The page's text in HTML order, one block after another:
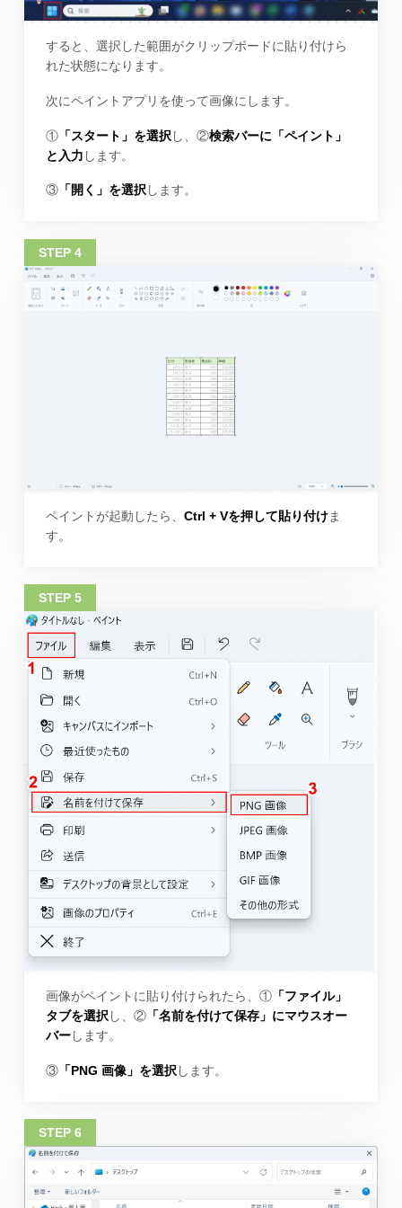
すると、選択した範囲がクリップボードに貼り付けら
れた状態になります。
次にペイントアプリを使って画像にします。
①「スタート」を選択 し、②検索バーに「ペイント」
と入力 します。
③「開く」を選択します。
ペイントが起動したら、 Ctrl + Vを押して貼り付けま
す。
画像がペイントに貼り付けられたら、①「ファイル」
タブを選択し、②「名前を付けて保存」にマウスオー
バーします。
③「PNG 画像」を選択 します。